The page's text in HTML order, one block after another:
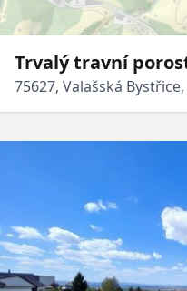
Trvalý travní
podíl 1/1,
Bystřice, obec
75627, Valašská Bystřice,